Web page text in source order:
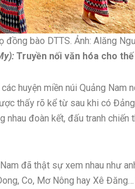
bào DTTS. Ảnh: Alăng
Truyền nối văn hóa cho
huyện miền núi Quảng Nam
thấy rõ kể từ sau khi có
nhau đoàn kết, đấu tranh chiến
đã thật sự xem nhau như
Co, Mơ Nông hay Xê